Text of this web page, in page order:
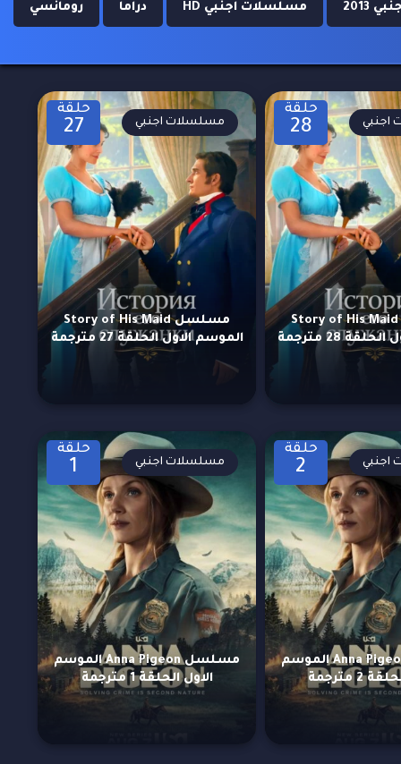
2013 مسلسلات اجنبي HD دراما رومانسي
حلقة
28
مسلسل Story of His Maid
28 مترجمة
اجنبي
حلقة
27
مسلسل Story of His Maid
الموسم الاول الحلقة 27 مترجمة
مسلسلات اجنبي
حلقة
2
مسلسل Anna Pigeon الموسم
2 مترجمة
اجنبي
حلقة
1
مسلسل Anna Pigeon الموسم
الاول الحلقة 1 مترجمة
مسلسلات اجنبي